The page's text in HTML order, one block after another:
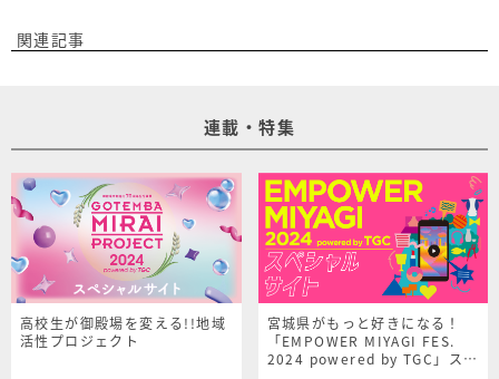
関連記事
連載・特集
高校生が御殿場を変える!!地域
活性プロジェクト
宮城県がもっと好きになる！
「EMPOWER MIYAGI FES.
2024 powered by TGC」スペ